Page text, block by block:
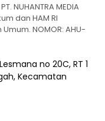
NUHANTRA MEDIA
dan HAM RI
NOMOR: AHU-
no 20C, RT 1
Kecamatan